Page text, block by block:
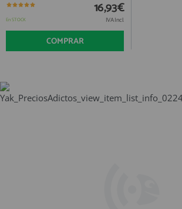
GUÍA DE COMPRA
Lunes a Viernes 09:30h a 20:00h
REGISTRO PROFESIONAL
En STOCK
16,93€
IVA Incl.
COMPRAR